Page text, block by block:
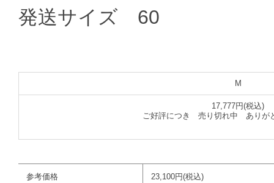
発送サイズ 60
M
17,777円(税込)
ご好評につき 売り切れ中 ありが
参考価格 23,100円(税込)